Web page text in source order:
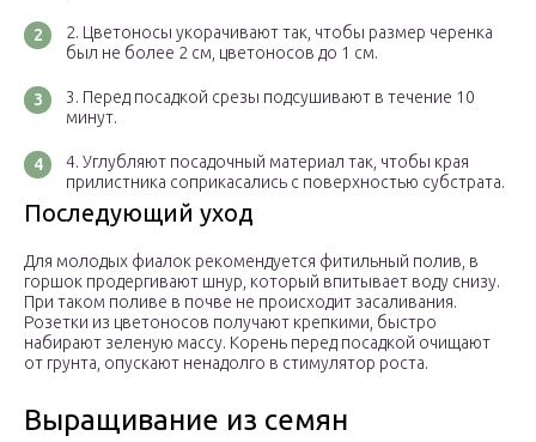
Цветоносы укорачивают так, чтобы размер черенка
был не более 2 см, цветоносов до 1 см.
Перед посадкой срезы подсушивают в течение 10
минут.
Углубляют посадочный материал так, чтобы края
прилистника соприкасались с поверхностью субстрата.
Последующий уход
Для молодых фиалок рекомендуется фитильный полив, в
горшок продергивают шнур, который впитывает воду снизу.
При таком поливе в почве не происходит засаливания.
Розетки из цветоносов получают крепкими, быстро
набирают зеленую массу. Корень перед посадкой очищают
от грунта, опускают ненадолго в стимулятор роста.
Выращивание из семян